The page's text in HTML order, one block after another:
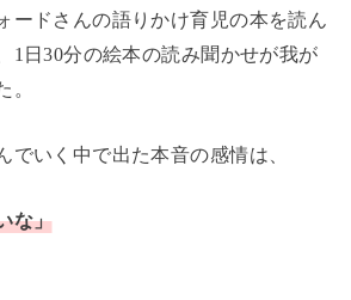
ードさんの語りかけ育児の本を読ん
1日30分の絵本の読み聞かせが我が
でいく中で出た本音の感情は、
な」